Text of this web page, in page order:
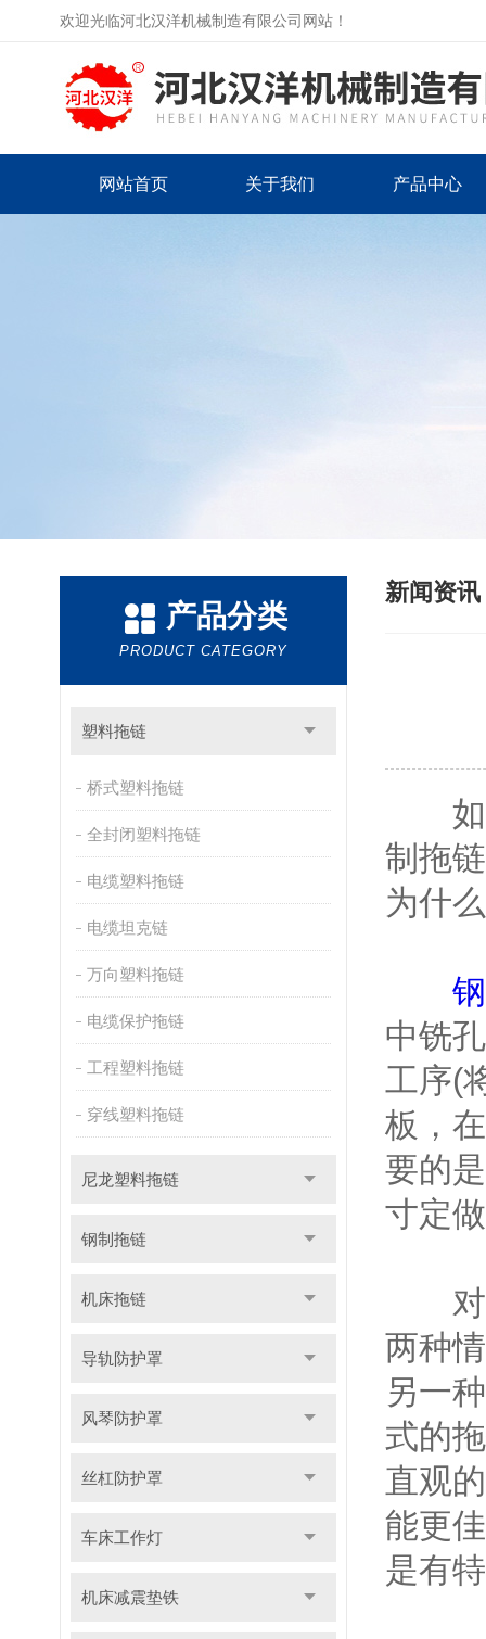
欢迎光临河北汉洋机械制造有限公司网站！
网站首页 关于我们 产品中心
产品分类
PRODUCT CATEGORY
塑料拖链
桥式塑料拖链
全封闭塑料拖链
电缆塑料拖链
电缆坦克链
万向塑料拖链
电缆保护拖链
工程塑料拖链
穿线塑料拖链
尼龙塑料拖链
钢制拖链
机床拖链
导轨防护罩
风琴防护罩
丝杠防护罩
车床工作灯
机床减震垫铁
新闻资讯
如果
制拖
为什
中铣
工序(
板，
要的
寸定
对于
两种
另一
式的
直观
能更
是有